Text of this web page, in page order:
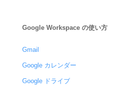
Google Workspace の使い方
Gmail
Google カレンダー
Google ドライブ